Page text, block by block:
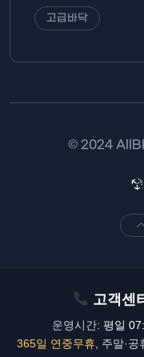
고급바닥
© 2024
고객센
운영시간: 평일
365일 연중무휴 , 주말·